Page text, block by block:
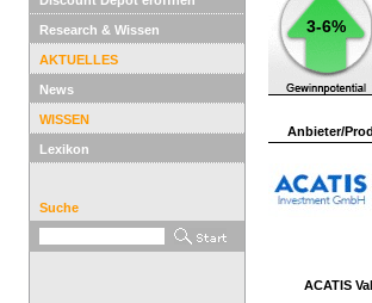
Research & Wissen
AKTUELLES
News
WISSEN
Lexikon
Suche
3-6%
Anbieter/
ACATIS